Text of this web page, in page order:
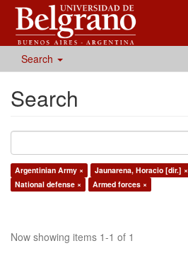
Search
Search
Argentinian Army × Jaunarena, Horacio [dir.] ×
National defense ×
Armed forces ×
Now showing items 1-1 of 1